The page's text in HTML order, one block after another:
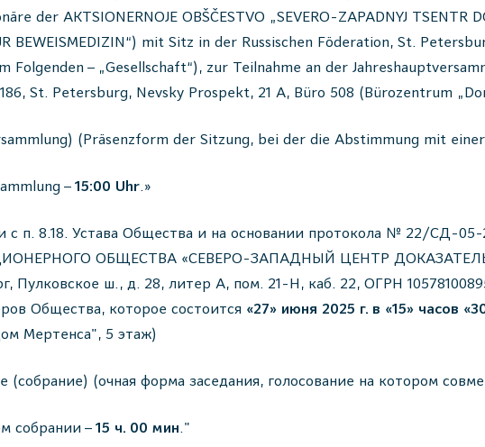
AKTSIONERNOJE OBŠČESTVO „SEVERO-ZAPADNYJ TSENTR
BEWEISMEDIZIN“) mit Sitz in der Russischen Föderation, St.
Folgenden – „Gesellschaft“), zur Teilnahme an der
St. Petersburg, Nevsky Prospekt, 21 A, Büro 508 (Bürozentrum
(Präsenzform der Sitzung, bei der die Abstimmung mit
–15:00 Uhr.»
8.18. Устава Общества и на основании протокола № 22/СД-05-
ОБЩЕСТВА «СЕВЕРО-ЗАПАДНЫЙ ЦЕНТР
Пулковское ш., д. 28, литер А, пом. 21-Н, каб. 22, ОГРН
Общества, которое состоится «27» июня 2025 г. в «15» часов
Мертенса", 5 этаж)
(очная форма заседания, голосование на котором
собрании –15 ч. 00 мин."